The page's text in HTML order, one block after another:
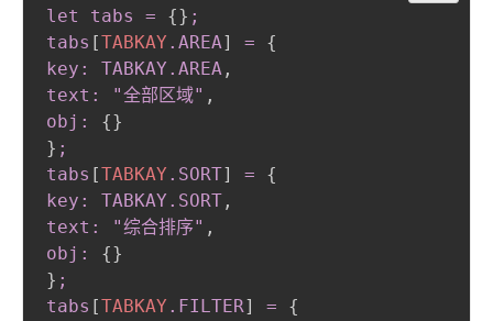
let tabs = {} ;
tabs [TABKAY .AREA] =
{
key: TABKAY .AREA ,
text: "全部区域" ,
obj:
{}
} ;
tabs [TABKAY .SORT] =
{
key: TABKAY .SORT ,
text: "综合排序" ,
obj:
{}
} ;
tabs [TABKAY .FILTER] =
{